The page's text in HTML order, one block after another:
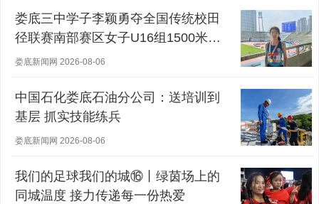
娄底三中学子李颖勇夺全国传统校田
径联赛南部赛区女子U16组1500米冠
军
娄底新闻网 2026-08-06
中国石化娄底石油分公司：送培训到
基层 抓实技能练兵
娄底新闻网 2026-08-06
我们的足球我们的城⑯丨绿茵场上的
同城温度 接力传递每一份热爱